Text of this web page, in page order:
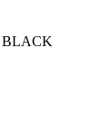
BLACK